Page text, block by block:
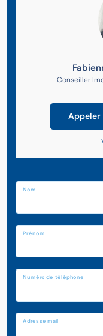
Conseiller
Appeler
Nom
Prénom
Numéro de téléphone
Adresse mail